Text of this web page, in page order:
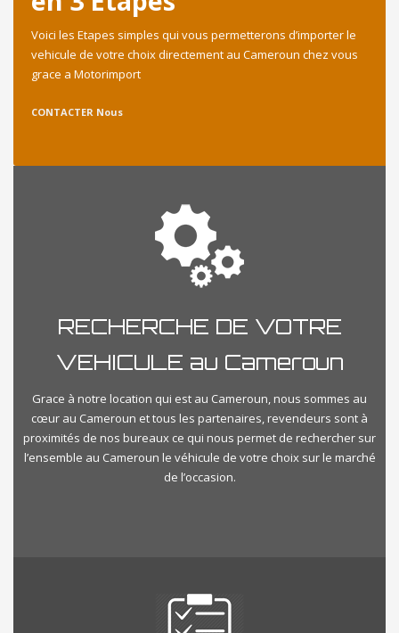
Voici les Etapes simples qui vous permetterons d’importer le
vehicule de votre choix directement au Cameroun chez vous
grace a Motorimport
CONTACTER Nous
RECHERCHE DE VOTRE
VEHICULE au Cameroun
Grace à notre location qui est au Cameroun, nous sommes au
cœur au Cameroun et tous les partenaires, revendeurs sont à
proximités de nos bureaux ce qui nous permet de rechercher sur
l’ensemble au Cameroun le véhicule de votre choix sur le marché
de l’occasion.